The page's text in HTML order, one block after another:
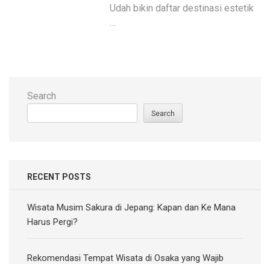
Udah bikin daftar destinasi estetik
Search
Search
RECENT POSTS
Wisata Musim Sakura di Jepang: Kapan dan Ke Mana
Harus Pergi?
Rekomendasi Tempat Wisata di Osaka yang Wajib